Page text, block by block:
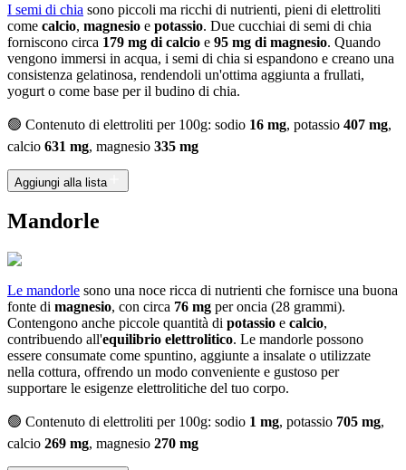
I semi di chia sono piccoli ma ricchi di nutrienti, pieni di elettroliti
come calcio, magnesio e potassio. Due cucchiai di semi di chia
forniscono circa 179 mg di calcio e 95 mg di magnesio. Quando
vengono immersi in acqua, i semi di chia si espandono e creano una
consistenza gelatinosa, rendendoli un'ottima aggiunta a frullati,
yogurt o come base per il budino di chia.
🟢 Contenuto di elettroliti per 100g: sodio 16 mg, potassio 407 mg,
calcio 631 mg, magnesio 335 mg
Aggiungi alla lista
Mandorle
Le mandorle sono una noce ricca di nutrienti che fornisce una buona
fonte di magnesio, con circa 76 mg per oncia (28 grammi).
Contengono anche piccole quantità di potassio e calcio,
contribuendo all'equilibrio elettrolitico. Le mandorle possono
essere consumate come spuntino, aggiunte a insalate o utilizzate
nella cottura, offrendo un modo conveniente e gustoso per
supportare le esigenze elettrolitiche del tuo corpo.
🟢 Contenuto di elettroliti per 100g: sodio 1 mg, potassio 705 mg,
calcio 269 mg, magnesio 270 mg